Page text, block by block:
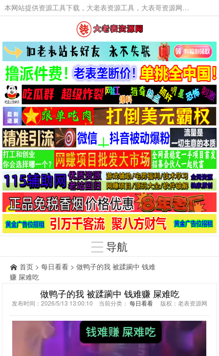
本网站提供资源工具下载，大老表资源工具，大表哥资源网软件工具，大老表资源下载，活动线报福利资源分享,活动线报，大型网游经典游戏，网络热门技术游戏辅助交流与分享。
导航
首页 > 每日看看 > 做鸭子的我 被蹂躏中 钱难
赚 屎难吃
做鸭子的我 被蹂躏中 钱难赚 屎难吃
发布时间：2026/5/13 13:00:10 当前分类： 每日看看 版权：老表资源网